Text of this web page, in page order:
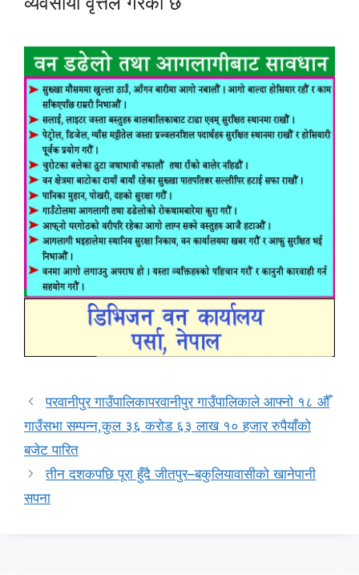
परवानीपुर गाउँपालिकापरवानीपुर गाउँपालिकाले आफ्नो १८ औँ
गाउँसभा सम्पन्न,कुल ३६ करोड ६३ लाख १० हजार रुपैयाँको
बजेट पारित
तीन दशकपछि पूरा हुँदै जीतपुर–बकुलियावासीको खानेपानी
सपना